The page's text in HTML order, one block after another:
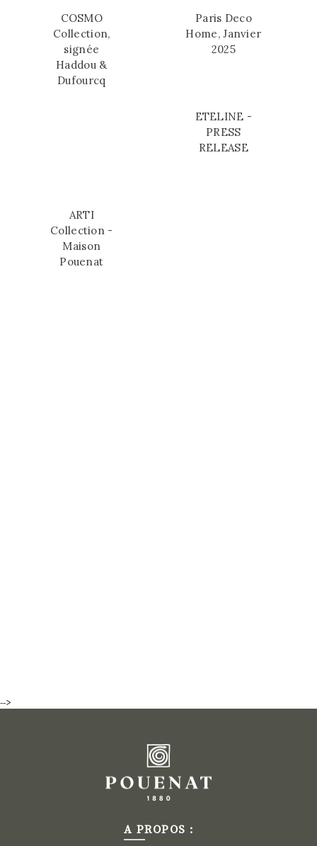
COSMO
Collection,
signée
Haddou &
Dufourcq
Paris Deco
Home, Janvier
2025
ETELINE -
PRESS
RELEASE
ARTI
Collection -
Maison
Pouenat
-->
A PROPOS :